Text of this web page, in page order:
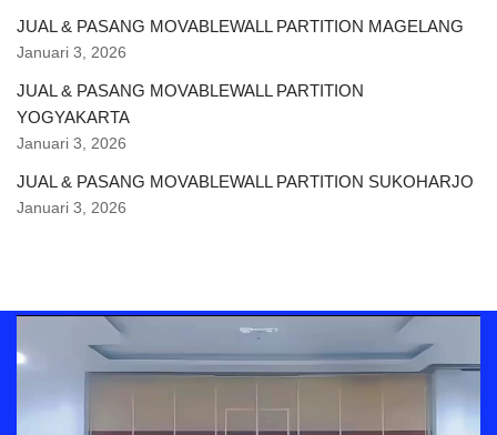
JUAL & PASANG MOVABLEWALL PARTITION MAGELANG
Januari 3, 2026
JUAL & PASANG MOVABLEWALL PARTITION
YOGYAKARTA
Januari 3, 2026
JUAL & PASANG MOVABLEWALL PARTITION SUKOHARJO
Januari 3, 2026